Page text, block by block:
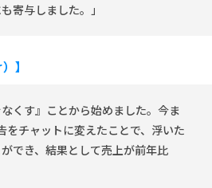
寄与しました。」
】
くす』ことから始めました。今ま
をチャットに変えたことで、浮いた
でき、結果として売上が前年比